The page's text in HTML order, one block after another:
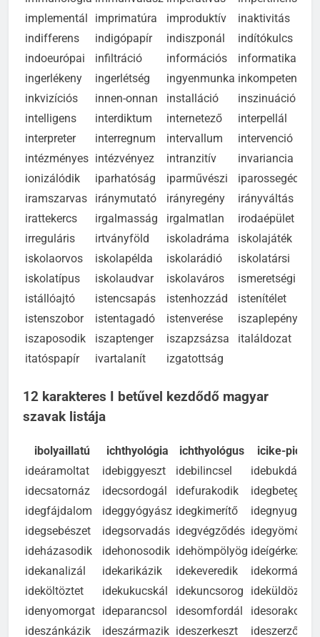
immunológia
immunválasz imperativus impertinens
implementál
imprimatúra improduktív inaktivitás
indifferens
indigópapír indiszponál indítókulcs
indoeurópai
infiltráció információs informatika
ingerlékeny
ingerlétség ingyenmunka inkompetens
inkvizíciós
innen-onnan installáció inszinuáció
intelligens
interdiktum internetező interpellál
interpreter
interregnum intervallum intervenció
intézményes
intézvényez intranzitív invariancia
ionizálódik
iparhatóság iparművészi iparossegéd
iramszarvas
iránymutató irányregény irányváltás
irattekercs
irgalmasság irgalmatlan irodaépület
irreguláris
irtványföld iskoladráma iskolajáték
iskolaorvos
iskolapélda iskolarádió iskolatársi
iskolatípus
iskolaudvar iskolaváros ismeretségi
istállóajtó
istencsapás istenhozzád istenítélet
istenszobor
istentagadó istenverése iszaplepény
iszaposodik
iszaptenger iszapzsázsa
12 karakteres I betűvel kezdődő magyar
ibolyaillatú ichthyológia ichthyológus
icike-picike
ideáramoltat
idebiggyeszt idebilincsel
idebukdácsol
idecsatornáz
idecsordogál idefurakodik
idegbetegség
idegfájdalom
ideggyógyász idegkimerítő
idegnyugtató
idegsebészet
idegsorvadás idegvégződés
ideházasodik
idehonosodik idehömpölyög
ideígérkezik
idekanalizál
idekarikázik idekeveredik
ideköltöztet
idekukucskál idekuncsorog
ideküldözget
idenyomorgat
ideparancsol idesomfordál
idesorakozik